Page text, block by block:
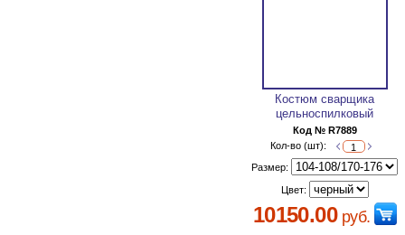
Костюм сварщика
цельноспилковый
Код № R7889
Кол-во (шт):
Размер:
Цвет:
10150.00руб.